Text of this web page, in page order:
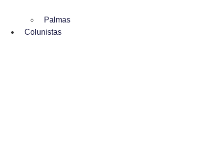
Palmas
Colunistas